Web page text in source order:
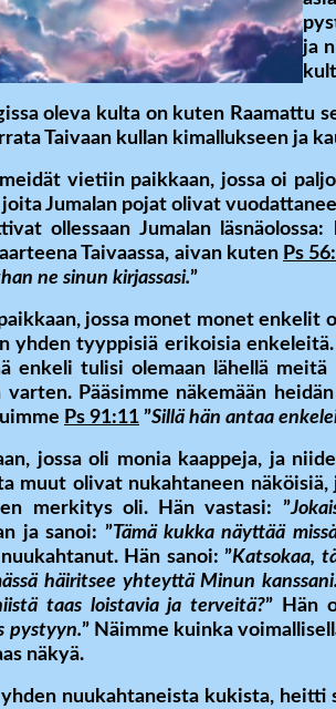
ja
oleva kulta on kuten Raamattu
Taivaan kullan kimallukseen ja
vietiin paikkaan, jossa oi
Jumalan pojat olivat
ollessaan Jumalan
Taivaassa, aivan kuten Ps
ne sinun kirjassasi.”
jossa monet monet enkelit
yhden tyyppisiä erikoisia
enkeli tulisi olemaan lähellä
Pääsimme näkemään
Ps 91:11 ”Sillä hän antaa
jossa oli monia kaappeja, ja
muut olivat nukahtaneen
merkitys oli. Hän vastasi: ”
ja sanoi: ”Tämä kukka näyttää
Hän sanoi:”Katsokaa,
häiritsee yhteyttä Minun
taas loistavia ja terveitä?”
Hän
pystyyn.” Näimme kuinka
näkyä.
nuukahtaneista kukista, heitti